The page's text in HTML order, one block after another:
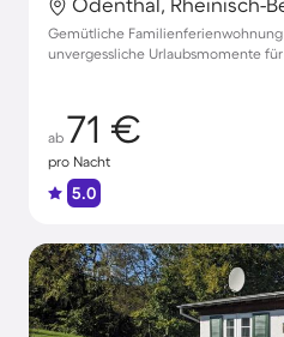
Gemütliche
unvergessliche Urlaubsmomente
ab 71 €
pro Nacht
5.0